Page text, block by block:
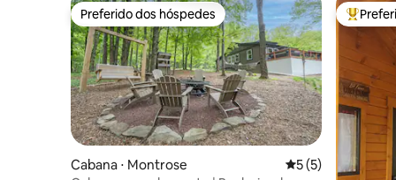
Preferido dos hóspedes
Preferido dos hóspedes
Cabana ⋅ Montrose 5 de uma
5 (5)
Entre